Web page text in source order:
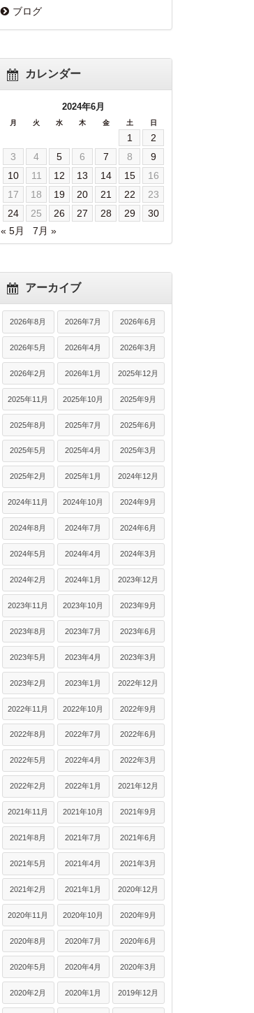
ブログ
カレンダー
2024年6月
月 火 水 木 金 土 日
1
2
3
4 5 6 7 8
9
10
11 12 13 14 15
16
17
18 19 20 21 22
23
24
25 26 27 28 29
30
« 5月
7月 »
アーカイブ
2026年8月 2026年7月 2026年6月
2026年5月 2026年4月 2026年3月
2026年2月 2026年1月 2025年12月
2025年11月 2025年10月 2025年9月
2025年8月 2025年7月 2025年6月
2025年5月 2025年4月 2025年3月
2025年2月 2025年1月 2024年12月
2024年11月 2024年10月 2024年9月
2024年8月 2024年7月 2024年6月
2024年5月 2024年4月 2024年3月
2024年2月 2024年1月 2023年12月
2023年11月 2023年10月 2023年9月
2023年8月 2023年7月 2023年6月
2023年5月 2023年4月 2023年3月
2023年2月 2023年1月 2022年12月
2022年11月 2022年10月 2022年9月
2022年8月 2022年7月 2022年6月
2022年5月 2022年4月 2022年3月
2022年2月 2022年1月 2021年12月
2021年11月 2021年10月 2021年9月
2021年8月 2021年7月 2021年6月
2021年5月 2021年4月 2021年3月
2021年2月 2021年1月 2020年12月
2020年11月 2020年10月 2020年9月
2020年8月 2020年7月 2020年6月
2020年5月 2020年4月 2020年3月
2020年2月 2020年1月 2019年12月